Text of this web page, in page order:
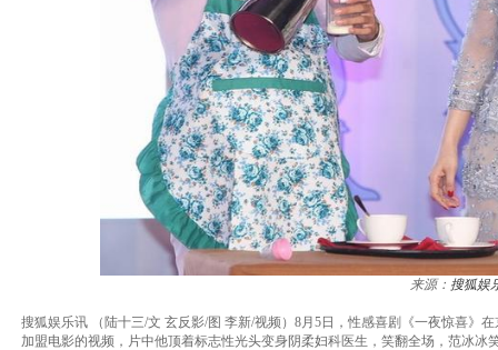
来源： 搜狐娱
搜狐娱乐讯 （陆十三/文 玄反影/图 李新/视频）8月5日，性感喜剧《一夜惊喜》
加盟电影的视频，片中他顶着标志性光头变身阴柔妇科医生，笑翻全场，范冰